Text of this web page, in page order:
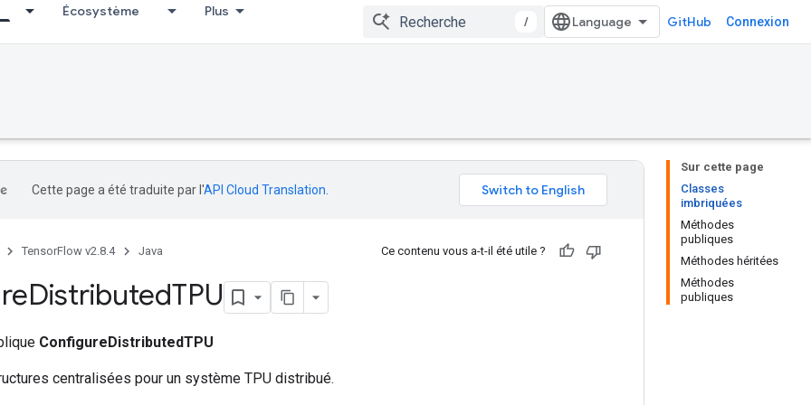
Écosystème Plus
/ GitHub Connexion
Sur cette page
Classes
imbriquées
Méthodes
publiques
Méthodes héritées
Méthodes
publiques
Cette page a été traduite par l'API Cloud Translation
TensorFlow v2.8.4 Java Ce contenu vous a-t-il été utile ?
DistributedTPU
ConfigureDistributedTPU
centralisées pour un système TPU distribué.